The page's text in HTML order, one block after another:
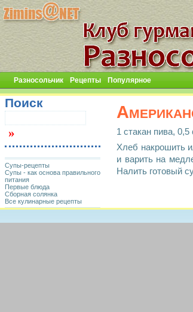
Разносольчик Рецепты Популярное
1 стакан пива,
Хлеб накрошить
и варить на
Налить готовый
Поиск
Супы-рецепты
Супы - как основа правильного
питания
Первые блюда
Сборная солянка
Все кулинарные рецепты